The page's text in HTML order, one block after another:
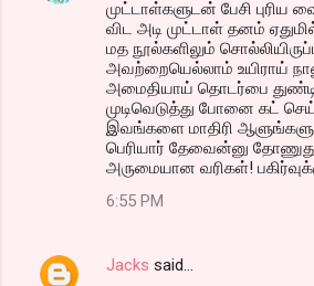
முட்டாள்களுடன் பேசி புரிய
விட அடி முட்டாள் தனம்
மத நூல்களிலும்
அவற்றையெல்லாம் உயிராய்
அமைதியாய் தொடர்பை
முடிவெடுத்து போனை கட்
இவங்களை மாதிரி
பெரியார் தேவைன்னு
அருமையான வரிகள்!
6:55 PM
Jacks said…